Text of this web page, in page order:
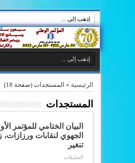
الرئيسية » المستجدات (صفحة 18)
المستجدات
البيان الختامي للمؤتمر
الجهوي لنقابات ورزازات،
تنغير
التعليقات